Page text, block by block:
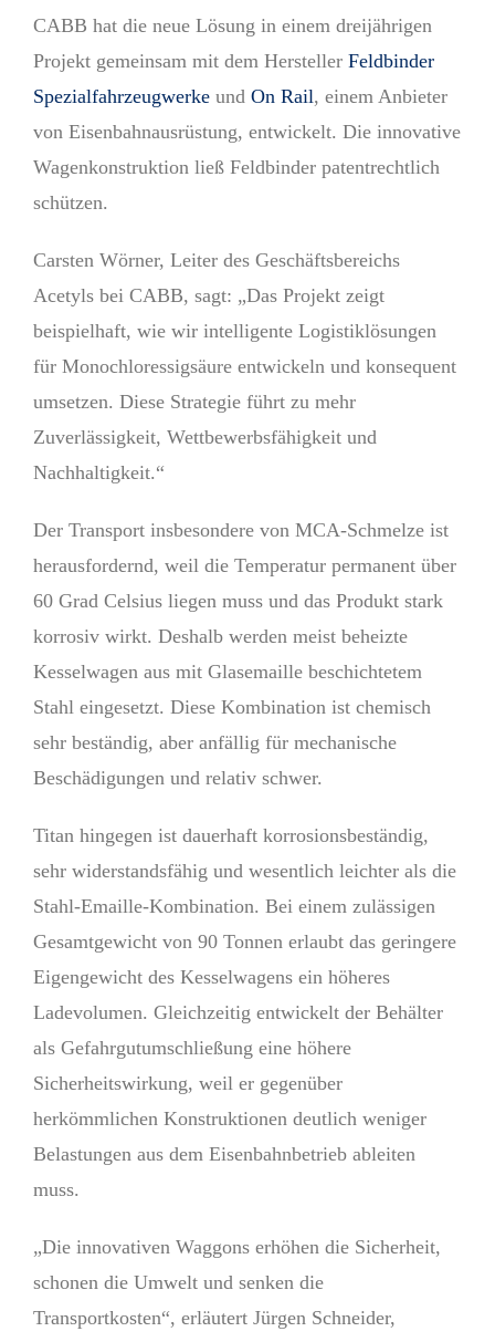
CABB hat die neue Lösung in einem dreijährigen
Projekt gemeinsam mit dem Hersteller Feldbinder
Spezial­fahrzeugwerke und On Rail, einem Anbieter
von Eisenbahnausrüstung, entwickelt. Die innovative
Wagenkonstruktion ließ Feldbinder patentrechtlich
schützen.
Carsten Wörner, Leiter des Geschäftsbereichs
Acetyls bei CABB, sagt: „Das Projekt zeigt
beispielhaft, wie wir intelligente Logistiklösungen
für Monochloressigsäure entwickeln und konsequent
umsetzen. Diese Strategie führt zu mehr
Zuverlässigkeit, Wettbewerbsfähigkeit und
Nachhaltigkeit.“
Der Transport insbesondere von MCA-Schmelze ist
herausfordernd, weil die Temperatur permanent über
60 Grad Celsius liegen muss und das Produkt stark
korrosiv wirkt. Deshalb werden meist beheizte
Kessel­wagen aus mit Glasemaille beschichtetem
Stahl eingesetzt. Diese Kombination ist chemisch
sehr bestän­dig, aber anfällig für mechanische
Beschädigungen und relativ schwer.
Titan hingegen ist dauerhaft korrosionsbeständig,
sehr widerstandsfähig und wesentlich leichter als die
Stahl-Emaille-Kombination. Bei einem zulässigen
Gesamtgewicht von 90 Tonnen erlaubt das geringere
Eigengewicht des Kesselwagens ein höheres
Ladevolumen. Gleichzeitig entwickelt der Behälter
als Ge­fahrgutumschließung eine höhere
Sicherheitswirkung, weil er gegenüber
herkömmlichen Konstruktionen deutlich weniger
Belastungen aus dem Eisenbahnbetrieb ableiten
muss.
„Die innovativen Waggons erhöhen die Sicherheit,
schonen die Umwelt und senken die
Transportkosten“, erläutert Jürgen Schneider,